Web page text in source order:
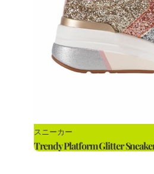
スニーカー
Trendy Platform Glitter